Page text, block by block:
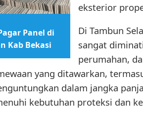
Panel di
Kab Bekasi
eksterior
Di Tambun
sangat
perumahan,
yang ditawarkan,
dalam jangka
kebutuhan proteksi dan